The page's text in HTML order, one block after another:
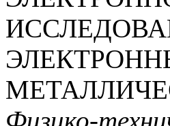
Физико-